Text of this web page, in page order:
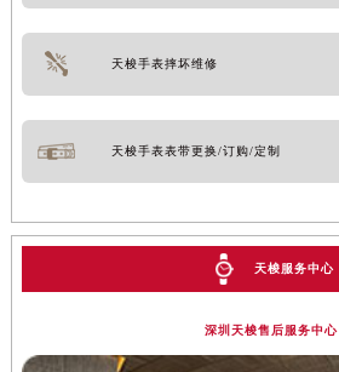
天梭手表摔坏维修
天梭手表表带更换/订购/定制
天梭服务中心
深圳天梭售后服务中心